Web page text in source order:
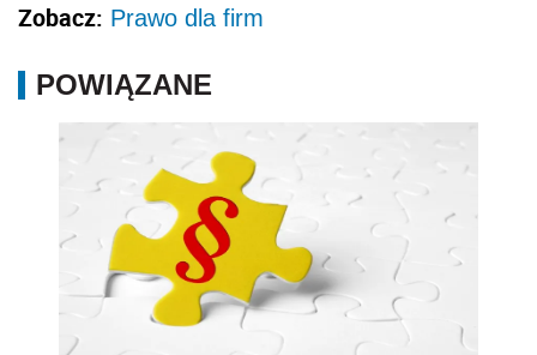
Zobacz: Prawo dla firm
POWIĄZANE